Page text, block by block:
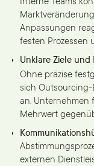
Anpassungen
festen Prozessen
Unklare Ziele und
Ohne präzise
sich
an. Unternehmen
Mehrwert
externen